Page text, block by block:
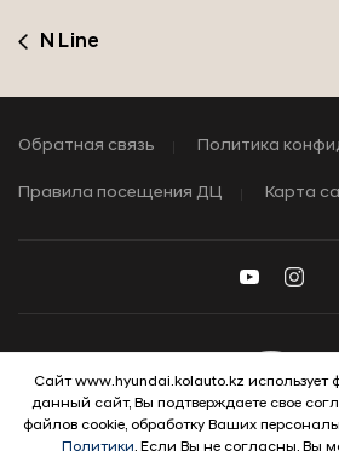
N Line
Обратная связь Политика
Правила посещения ДЦ Карта
© 2026 Hyundai Motor
Сайт www.hyundai.kolauto.kz использует
данный сайт, Вы подтверждаете свое
файлов cookie, обработку Ваших
Политики. Если Вы не согласны, Вы